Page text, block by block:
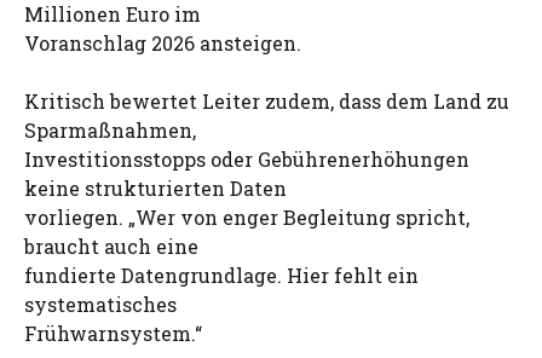
Millionen Euro im
Voranschlag 2026 ansteigen.
Kritisch bewertet Leiter zudem, dass dem Land zu
Sparmaßnahmen,
Investitionsstopps oder Gebührenerhöhungen
keine strukturierten Daten
vorliegen. „Wer von enger Begleitung spricht,
braucht auch eine
fundierte Datengrundlage. Hier fehlt ein
systematisches
Frühwarnsystem.“